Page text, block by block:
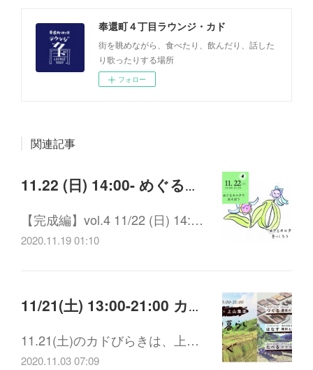
奉還町４丁目ラウンジ・カド
街を眺めながら、食べたり、飲んだり、話した
り歌ったりする場所
フォロー
関連記事
11.22 (日) 14:00- めぐるカルタをつくろう(4) めぐるカルタであそぼう
【完成編】vol.4 11/22 (日) 14:…
2020.11.19 01:10
11/21(土) 13:00-21:00 カドびらき×上山集楽 - 棚田暮らしをつなぐ-
11.21(土)のカドびらきは、上…
2020.11.03 07:09